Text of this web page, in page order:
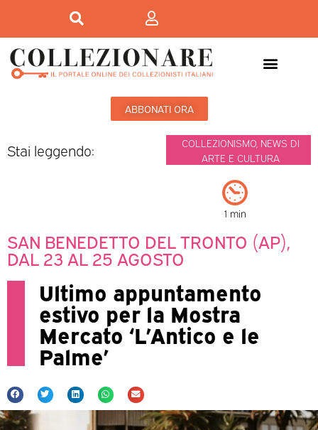
ABBONATI ORA
Stai leggendo: COLLEZIONISMO, NEWS DI
ARTE E CULTURA
1 min
SAN BENEDETTO DEL TRONTO (AP),
DAL 23 AL 25 AGOSTO
Ultimo appuntamento
estivo per la Mostra
Mercato ‘L’Antico e le
Palme’